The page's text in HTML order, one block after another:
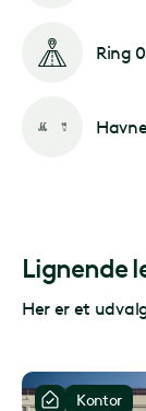
Ring
Lignende
Her er et
Kontor